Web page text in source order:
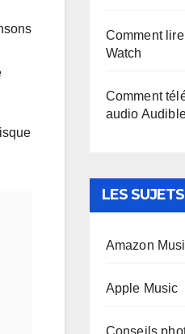
Comment
Watch
Comment
audio
LES SUJETS
Amazon
Apple Music
Conseils